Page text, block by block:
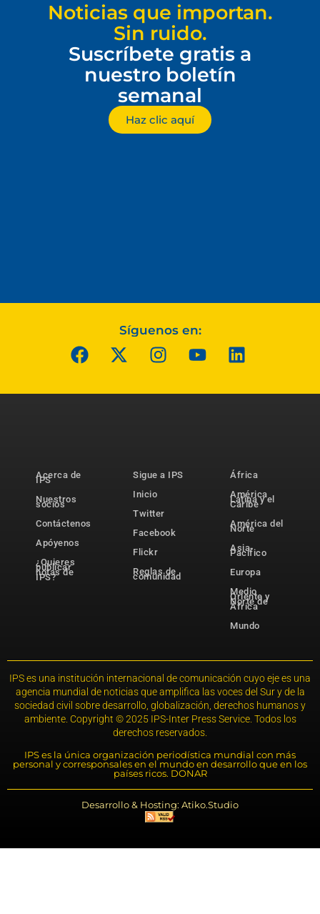
Noticias que importan.
Sin ruido.
Suscríbete gratis a
nuestro boletín
semanal
Haz clic aquí
Síguenos en:
Acerca de
IPS
Nuestros
socios
Contáctenos
Apóyenos
¿Quieres
publicar
notas de
IPS?
Sigue a IPS
Inicio
Twitter
Facebook
Flickr
Reglas de
comunidad
África
América
Latina y el
Caribe
América del
Norte
Asia-
Pacífico
Europa
Medio
Oriente y
Norte de
África
Mundo
IPS es una institución internacional de comunicación cuyo eje es una
agencia mundial de noticias que amplifica las voces del Sur y de la
sociedad civil sobre desarrollo, globalización, derechos humanos y
ambiente. Copyright © 2025 IPS-Inter Press Service. Todos los
derechos reservados.
IPS es la única organización periodística mundial con más
personal y corresponsales en el mundo en desarrollo que en los
países ricos. DONAR
Desarrollo & Hosting: Atiko.Studio